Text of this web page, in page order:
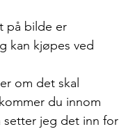
på bilde er
kan kjøpes ved
om det skal
du innom
setter jeg det inn for